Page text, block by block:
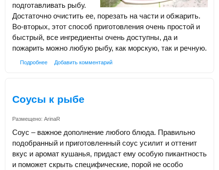
подготавливать рыбу.
Достаточно очистить ее, порезать на части и обжарить.
Во-вторых, этот способ приготовления очень простой и
быстрый, все ингредиенты очень доступны, да и
пожарить можно любую рыбу, как морскую, так и речную.
Подробнее Добавить комментарий
Соусы к рыбе
Размещено: ArinaR
Соус – важное дополнение любого блюда. Правильно
подобранный и приготовленный соус усилит и оттенит
вкус и аромат кушанья, придаст ему особую пикантность
и поможет скрыть специфические, порой не особо